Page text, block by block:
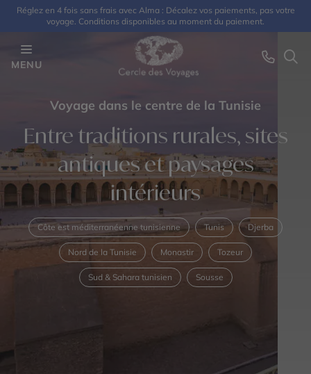
Réglez en 4 fois sans frais avec Alma : Décalez vos paiements, pas votre
voyage. Conditions disponibles au moment du paiement.
MENU
Voyage dans le centre de la Tunisie
Entre traditions rurales, sites
antiques et paysages
intérieurs
Côte est méditerranéenne tunisienne Tunis Djerba
Nord de la Tunisie Monastir Tozeur
Sud & Sahara tunisien Sousse